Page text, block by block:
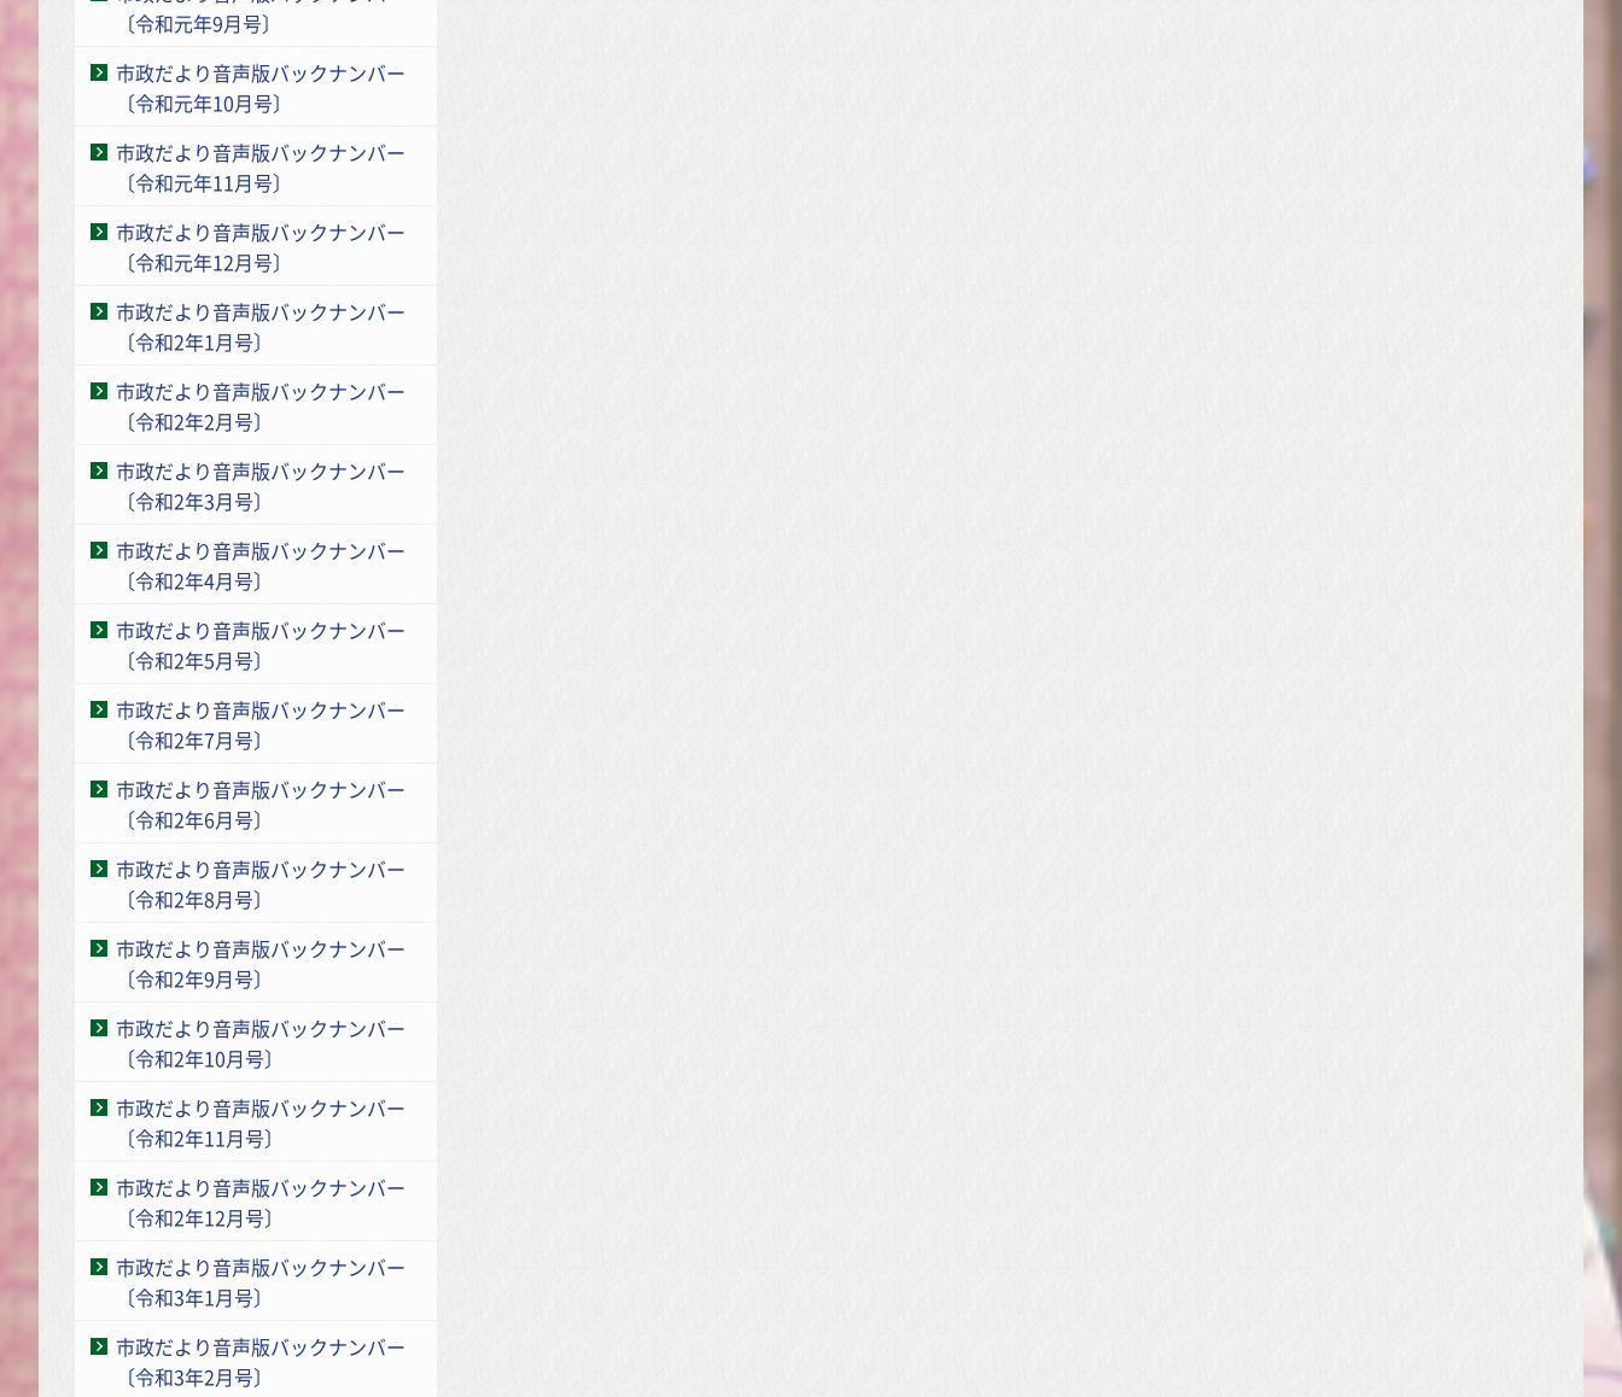
〔令和元年9月号〕
市政だより音声版バックナンバー
〔令和元年10月号〕
市政だより音声版バックナンバー
〔令和元年11月号〕
市政だより音声版バックナンバー
〔令和元年12月号〕
市政だより音声版バックナンバー
〔令和2年1月号〕
市政だより音声版バックナンバー
〔令和2年2月号〕
市政だより音声版バックナンバー
〔令和2年3月号〕
市政だより音声版バックナンバー
〔令和2年4月号〕
市政だより音声版バックナンバー
〔令和2年5月号〕
市政だより音声版バックナンバー
〔令和2年7月号〕
市政だより音声版バックナンバー
〔令和2年6月号〕
市政だより音声版バックナンバー
〔令和2年8月号〕
市政だより音声版バックナンバー
〔令和2年9月号〕
市政だより音声版バックナンバー
〔令和2年10月号〕
市政だより音声版バックナンバー
〔令和2年11月号〕
市政だより音声版バックナンバー
〔令和2年12月号〕
市政だより音声版バックナンバー
〔令和3年1月号〕
市政だより音声版バックナンバー
〔令和3年2月号〕